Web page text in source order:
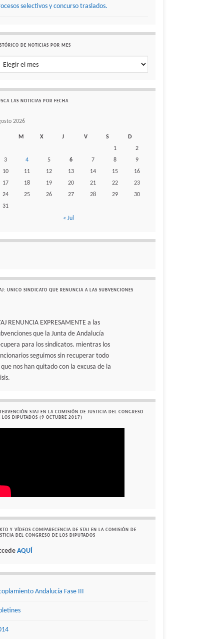
selectivos y concurso traslados.
DE NOTICIAS POR MES
de noticias por mes
LAS NOTICIAS POR FECHA
2026
M X J V S
D
1
2
3
4 5 6 7 8
9
10
11 12 13 14 15
16
17
18 19 20 21 22
23
24
25 26 27 28 29
30
31
« Jul
UNICO SINDICATO QUE RENUNCIA A LAS SUBVENCIONES
RENUNCIA EXPRESAMENTE a las
que la Junta de Andalucía
para los sindicatos. mientras los
seguimos sin recuperar todo
que nos han quitado con la excusa de la
STAJ EN LA COMISIÓN DE JUSTICIA DEL CONGRESO
LOS DIPUTADOS (9 OCTUBRE 2017)
Y VÍDEOS COMPARECENCIA DE STAJ EN LA COMISIÓN DE
DEL CONGRESO DE LOS DIPUTADOS
AQUÍ
Andalucía Fase III